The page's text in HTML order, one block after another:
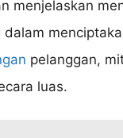
menjelaskan
pelanggan,
luas.